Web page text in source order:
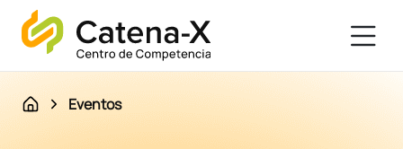
Eventos